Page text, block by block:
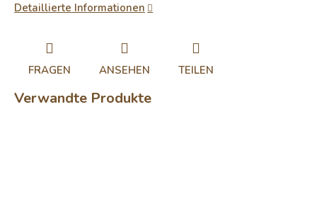
Detaillierte Informationen
FRAGEN ANSEHEN TEILEN
Verwandte Produkte